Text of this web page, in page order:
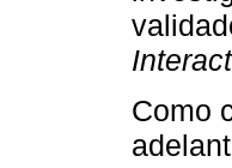
Como